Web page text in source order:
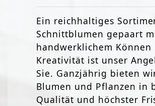
Ein reichhaltiges
Schnittblumen gepaart
handwerklichem Können
Kreativität ist unser
Sie. Ganzjährig bieten
Blumen und Pflanzen in
Qualität und höchster